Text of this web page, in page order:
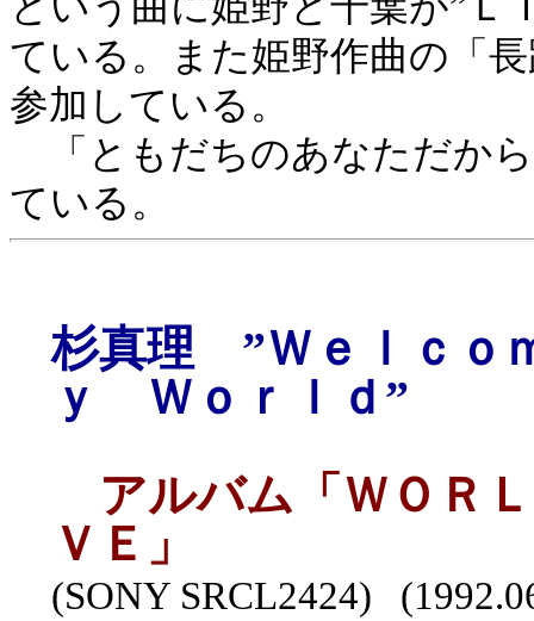
ている。また姫野作曲の「
参加している。
「ともだちのあなただか
ている。
杉真理 ”Ｗｅｌｃ
ｙ Ｗｏｒｌｄ”
アルバム「ＷＯＲ
ＶＥ」
(SONY SRCL2424)